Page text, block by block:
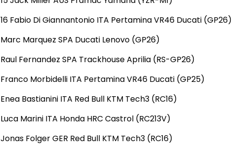
16 Fabio Di Giannantonio ITA Pertamina VR46 Ducati (GP26)
Marc Marquez SPA Ducati Lenovo (GP26)
Raul Fernandez SPA Trackhouse Aprilia (RS-GP26)
Franco Morbidelli ITA Pertamina VR46 Ducati (GP25)
Enea Bastianini ITA Red Bull KTM Tech3 (RC16)
Luca Marini ITA Honda HRC Castrol (RC213V)
Jonas Folger GER Red Bull KTM Tech3 (RC16)